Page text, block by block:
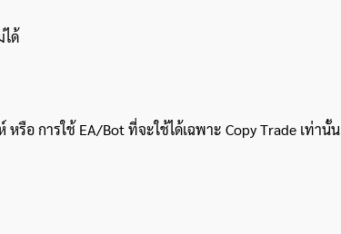
ได้
รือ การใช้ EA/Bot ที่จะใช้ได้เฉพาะ Copy Trade เท่านั้น